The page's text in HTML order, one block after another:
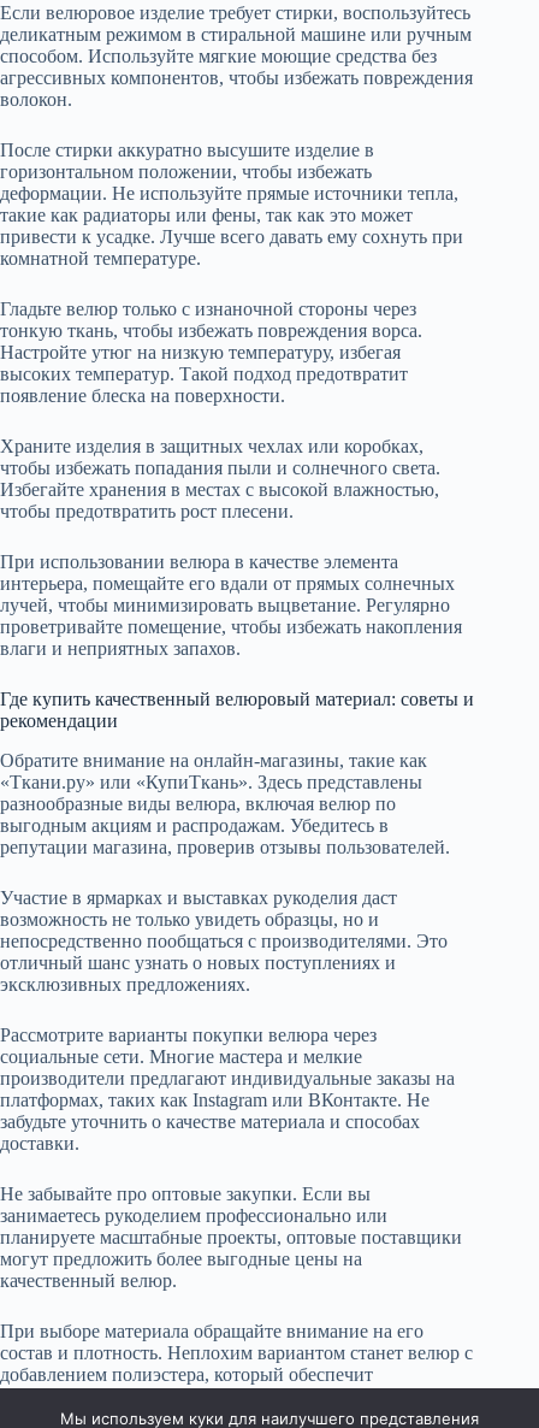
Если велюровое изделие требует стирки, воспользуйтесь
деликатным режимом в стиральной машине или ручным
способом. Используйте мягкие моющие средства без
агрессивных компонентов, чтобы избежать повреждения
волокон.
После стирки аккуратно высушите изделие в
горизонтальном положении, чтобы избежать
деформации. Не используйте прямые источники тепла,
такие как радиаторы или фены, так как это может
привести к усадке. Лучше всего давать ему сохнуть при
комнатной температуре.
Гладьте велюр только с изнаночной стороны через
тонкую ткань, чтобы избежать повреждения ворса.
Настройте утюг на низкую температуру, избегая
высоких температур. Такой подход предотвратит
появление блеска на поверхности.
Храните изделия в защитных чехлах или коробках,
чтобы избежать попадания пыли и солнечного света.
Избегайте хранения в местах с высокой влажностью,
чтобы предотвратить рост плесени.
При использовании велюра в качестве элемента
интерьера, помещайте его вдали от прямых солнечных
лучей, чтобы минимизировать выцветание. Регулярно
проветривайте помещение, чтобы избежать накопления
влаги и неприятных запахов.
Где купить качественный велюровый материал: советы и
рекомендации
Обратите внимание на онлайн-магазины, такие как
«Ткани.ру» или «КупиТкань». Здесь представлены
разнообразные виды велюра, включая велюр по
выгодным акциям и распродажам. Убедитесь в
репутации магазина, проверив отзывы пользователей.
Участие в ярмарках и выставках рукоделия даст
возможность не только увидеть образцы, но и
непосредственно пообщаться с производителями. Это
отличный шанс узнать о новых поступлениях и
эксклюзивных предложениях.
Рассмотрите варианты покупки велюра через
социальные сети. Многие мастера и мелкие
производители предлагают индивидуальные заказы на
платформах, таких как Instagram или ВКонтакте. Не
забудьте уточнить о качестве материала и способах
доставки.
Не забывайте про оптовые закупки. Если вы
занимаетесь рукоделием профессионально или
планируете масштабные проекты, оптовые поставщики
могут предложить более выгодные цены на
качественный велюр.
При выборе материала обращайте внимание на его
состав и плотность. Неплохим вариантом станет велюр с
добавлением полиэстера, который обеспечит
прежде чем делать окончательный выбор.
Мы используем куки для наилучшего представления